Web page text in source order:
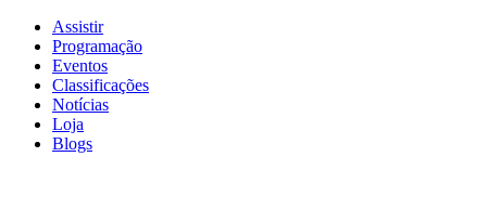
Assistir
Programação
Eventos
Classificações
Notícias
Loja
Blogs